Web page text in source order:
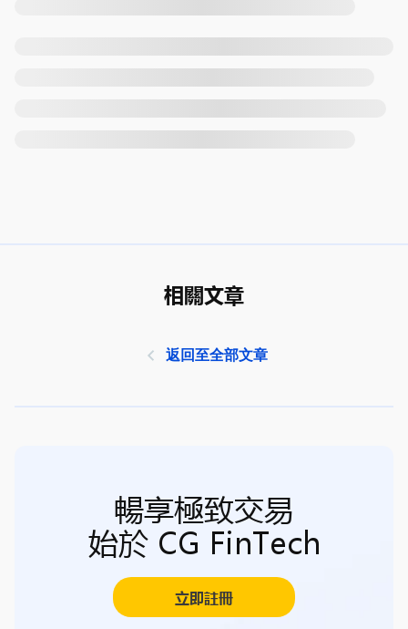
相關文章
返回至全部文章
暢享極致交易
始於 CG FinTech
立即註冊